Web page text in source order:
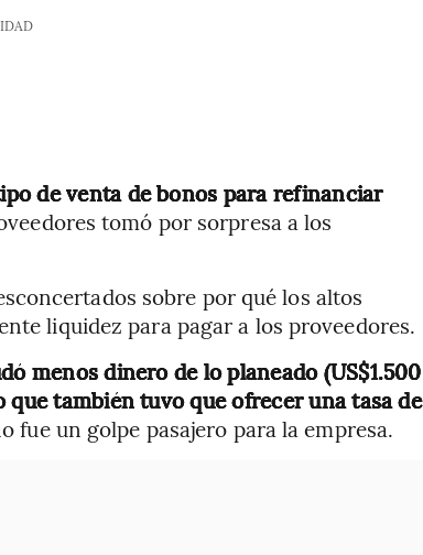
de venta de bonos para refinanciar
tomó por sorpresa a los
sobre por qué los altos
liquidez para pagar a los proveedores.
menos dinero de lo planeado (US$1.500
también tuvo que ofrecer una tasa de
fue un golpe pasajero para la empresa.